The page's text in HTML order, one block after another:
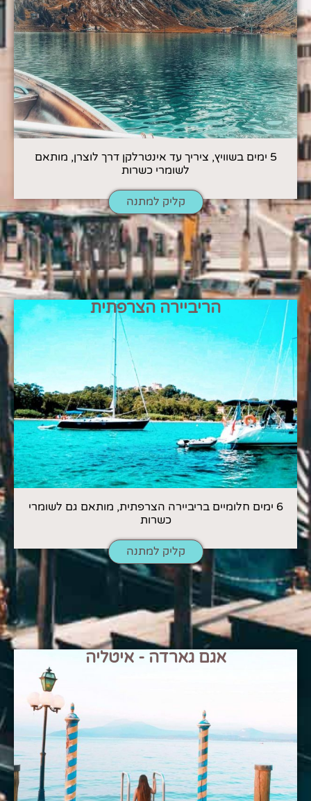
5 ימים בשוויץ, ציריך עד אינטרלקן דרך לוצרן, מותאם
לשומרי כשרות
קליק למתנה
הריביירה הצרפתית
6 ימים חלומיים בריביירה הצרפתית, מותאם גם לשומרי
כשרות
קליק למתנה
אגם גארדה - איטליה